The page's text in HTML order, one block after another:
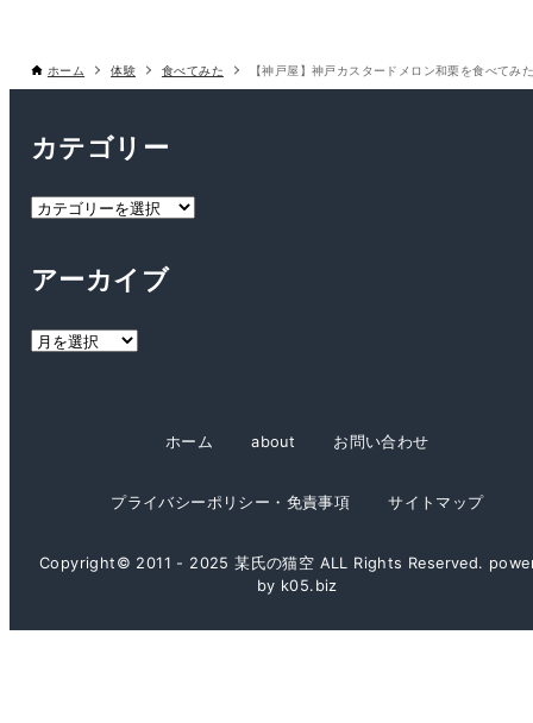
ホーム 体験 食べてみた 【神戸屋】神戸カスタードメロン和栗を食べてみ
カテゴリー
カ
リ
アーカイブ
ア
ホーム about お問い合わせ
プライバシーポリシー・免責事項 サイトマップ
Copyright© 2011 - 2025 某氏の猫空 ALL Rights Reserved.
by k05.biz